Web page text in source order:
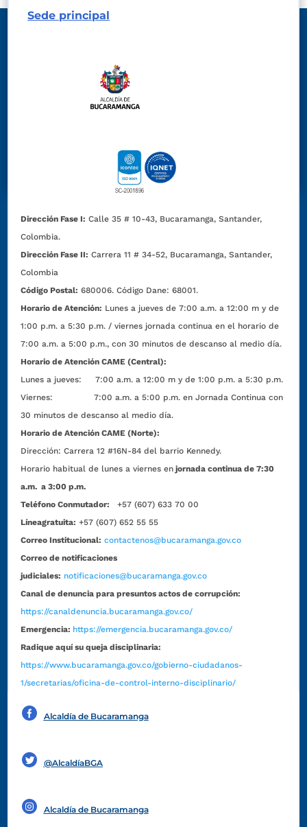
Sede principal
Dirección Fase I: Calle 35 # 10-43, Bucaramanga, Santander,
Colombia.
Dirección Fase II: Carrera 11 # 34-52, Bucaramanga, Santander,
Colombia
Código Postal: 680006. Código Dane: 68001.
Horario de Atención: Lunes a jueves de 7:00 a.m. a 12:00 m y de
1:00 p.m. a 5:30 p.m. / viernes jornada continua en el horario de
7:00 a.m. a 5:00 p.m., con 30 minutos de descanso al medio día.
Horario de Atención CAME (Central):
Lunes a jueves: 7:00 a.m. a 12:00 m y de 1:00 p.m. a 5:30 p.m.
Viernes: 7:00 a.m. a 5:00 p.m. en Jornada Continua con
30 minutos de descanso al medio día.
Horario de Atención CAME (Norte):
Dirección:Carrera 12 #16N-84 del barrio Kennedy.
Horario habitual de lunes a viernes en jornada continua de 7:30
a.m. a 3:00 p.m.
Teléfono Conmutador:
+57 (607) 633 70 00
Líneagratuita: +57 (607) 652 55 55
Correo Institucional: contactenos@bucaramanga.gov.co
Correo de notificaciones
judiciales: notificaciones@bucaramanga.gov.co
Canal de denuncia para presuntos actos de corrupción:
https://canaldenuncia.bucaramanga.gov.co/
Emergencia: https://emergencia.bucaramanga.gov.co/
Radique aquí su queja disciplinaria:
https://www.bucaramanga.gov.co/gobierno-ciudadanos-
1/secretarias/oficina-de-control-interno-disciplinario/
Alcaldía de Bucaramanga
@AlcaldíaBGA
Alcaldía de Bucaramanga